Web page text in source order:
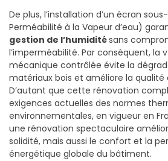
De plus, l’installation d’un écran
Perméabilité à la Vapeur d’eau)
gestion de l’humiditésans
l’imperméabilité. Par conséquent, la
mécanique contrôlée évite la
matériaux bois et améliore la qualité
D’autant que cette rénovation
exigences actuelles des normes
environnementales, en vigueur en
une rénovation spectaculaire
solidité, mais aussi le confort et la
énergétique globale du bâtiment.